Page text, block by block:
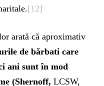
[12]
arată că aproximativ
de bărbati care
ani sunt în mod
(Shernoff, LCSW,